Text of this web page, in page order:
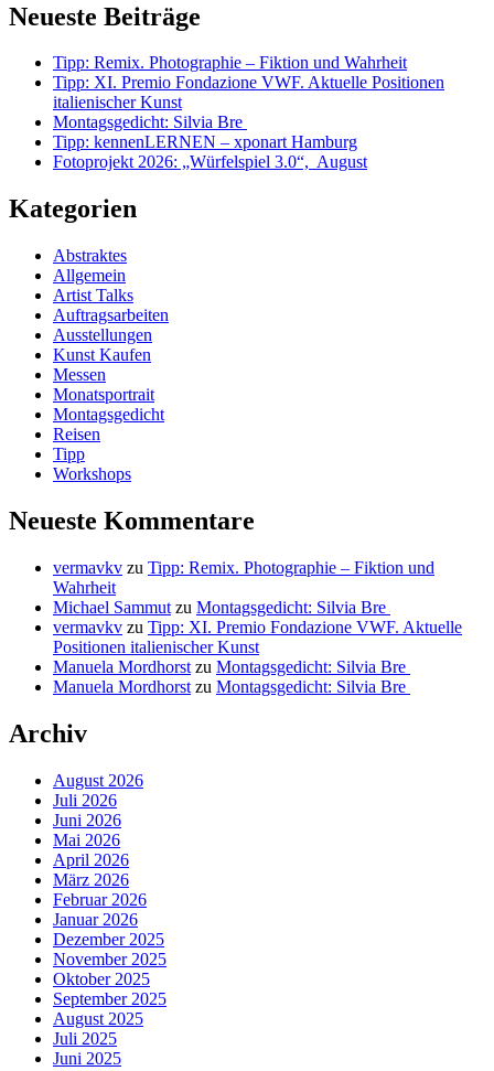
Neueste Beiträge
Tipp: Remix. Photographie – Fiktion und Wahrheit
Tipp: XI. Premio Fondazione VWF. Aktuelle Positionen
italienischer Kunst
Montagsgedicht: Silvia Bre
Tipp: kennenLERNEN – xponart Hamburg
Fotoprojekt 2026: „Würfelspiel 3.0“, August
Kategorien
Abstraktes
Allgemein
Artist Talks
Auftragsarbeiten
Ausstellungen
Kunst Kaufen
Messen
Monatsportrait
Montagsgedicht
Reisen
Tipp
Workshops
Neueste Kommentare
vermavkv zu Tipp: Remix. Photographie – Fiktion und
Wahrheit
Michael Sammut zu Montagsgedicht: Silvia Bre
vermavkv zu Tipp: XI. Premio Fondazione VWF. Aktuelle
Positionen italienischer Kunst
Manuela Mordhorst zu Montagsgedicht: Silvia Bre
Manuela Mordhorst zu Montagsgedicht: Silvia Bre
Archiv
August 2026
Juli 2026
Juni 2026
Mai 2026
April 2026
März 2026
Februar 2026
Januar 2026
Dezember 2025
November 2025
Oktober 2025
September 2025
August 2025
Juli 2025
Juni 2025